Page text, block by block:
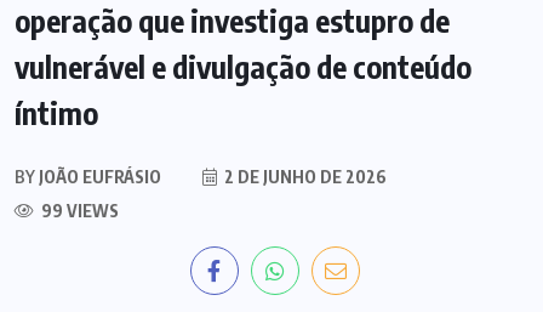
operação que investiga estupro de
vulnerável e divulgação de conteúdo
íntimo
BY JOÃO EUFRÁSIO
2 DE JUNHO DE 2026
99 VIEWS